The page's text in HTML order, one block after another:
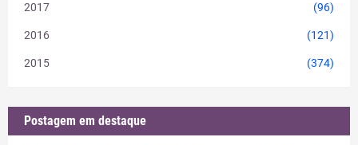
2017 (96)
2016 (121)
2015 (374)
Postagem em destaque